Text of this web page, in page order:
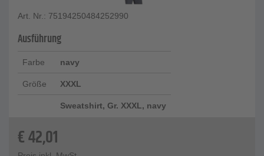
Art. Nr.: 75194250484252990
Ausführung
Farbe navy
Größe XXXL
Sweatshirt, Gr. XXXL, navy
€42,01